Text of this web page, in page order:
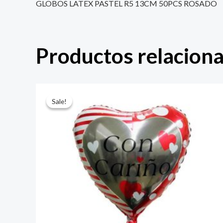
GLOBOS LATEX PASTEL R5 13CM 50PCS ROSADO
Productos
Sale!
Sale!precio
original
era:
$ 4.000.
actual
es:
$ 2.800.